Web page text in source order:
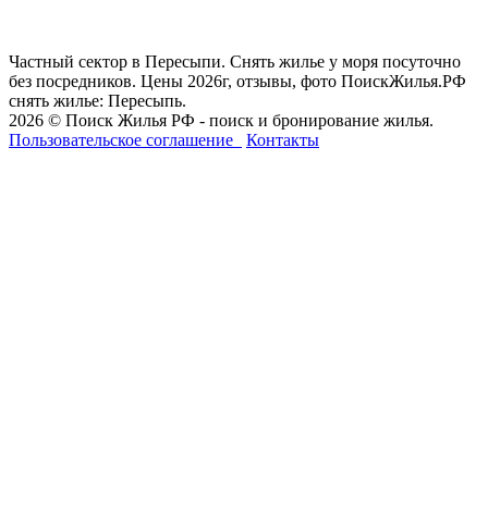
Частный сектор в Пересыпи. Снять жилье у моря посуточно
без посредников. Цены 2026г, отзывы, фото ПоискЖилья.РФ
снять жилье: Пересыпь.
2026 © Поиск Жилья РФ - поиск и бронирование жилья.
Пользовательское соглашение
Контакты